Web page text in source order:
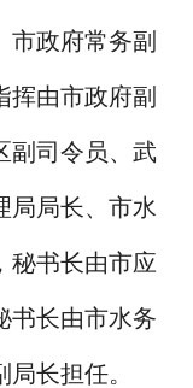
市政府常务副
挥由市政府副
副司令员、武
局局长、市水
秘书长由市应
书长由市水务
长担任。